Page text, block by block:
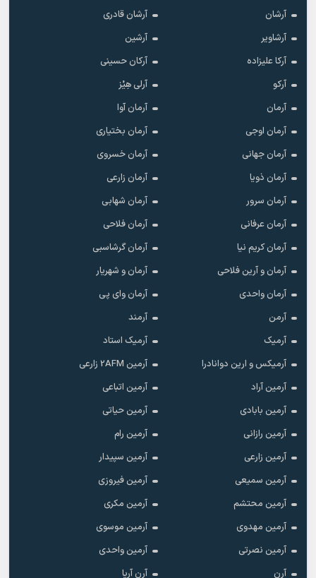
آرشان
آرشان قادری
آرشاویر
آرشین
آرکا علیزاده
آرکان حسینی
آرکو
آرلی هِیْز
آرمان
آرمان آوا
آرمان اوجی
آرمان بختیاری
آرمان جهانی
آرمان خسروی
آرمان ذویا
آرمان زارعی
آرمان سرور
آرمان شهابی
آرمان عرفانی
آرمان فلاحی
آرمان کریم نیا
آرمان گرشاسبی
آرمان و آرین فلاحی
آرمان و شهریار
آرمان واحدی
آرمان وای پی
آرمن
آرمند
آرمیک
آرمیک استاد
آرمیکس و ارین دوانادرا
آرمین 2AFM زارعی
آرمین آراد
آرمین اتباعی
آرمین بابادی
آرمین حیاتی
آرمین رازانی
آرمین رام
آرمین زارعی
آرمین سپیدار
آرمین سمیعی
آرمین فیروزی
آرمین محتشم
آرمین مکری
آرمین مهدوی
آرمین موسوی
آرمین نصرتی
آرمین واحدی
آرن
آرن آریا